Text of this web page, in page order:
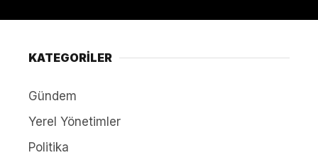
KATEGORİLER
Gündem
Yerel Yönetimler
Politika